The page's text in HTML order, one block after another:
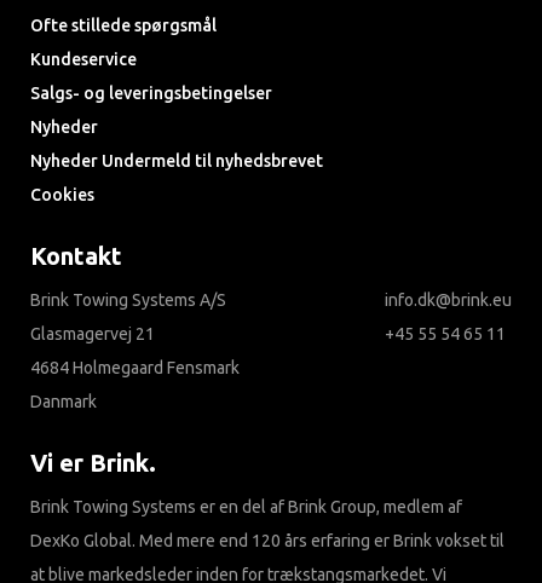
Ofte stillede spørgsmål
Kundeservice
Salgs- og leveringsbetingelser
Nyheder
Nyheder Undermeld til nyhedsbrevet
Cookies
Kontakt
Brink Towing Systems A/S
Glasmagervej 21
4684 Holmegaard Fensmark
Danmark
info.dk@brink.eu
+45 55 54 65 11
Vi er Brink.
Brink Towing Systems er en del af Brink Group, medlem af
DexKo Global. Med mere end 120 års erfaring er Brink vokset til
at blive markedsleder inden for trækstangsmarkedet. Vi